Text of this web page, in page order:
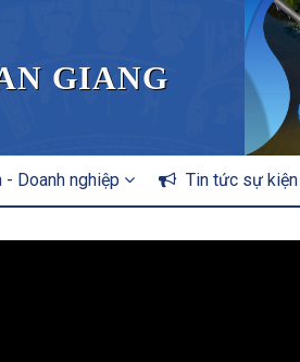
GIANG
- Doanh nghiệp Tin tức sự kiện